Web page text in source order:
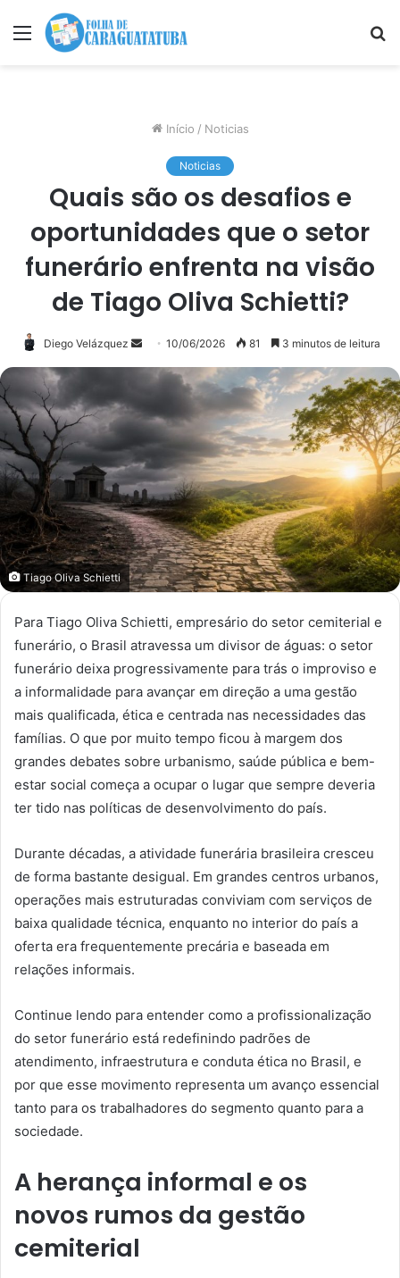
Menu
Início / Noticias
Noticias
Quais são os desafios e
oportunidades que o setor
funerário enfrenta na visão
de Tiago Oliva Schietti?
Diego Velázquez
Mande
e-
10/06/2026 81 3 minutos de leitura
Tiago Oliva Schietti
Para Tiago Oliva Schietti, empresário do setor cemiterial e
funerário, o Brasil atravessa um divisor de águas: o setor
funerário deixa progressivamente para trás o improviso e
a informalidade para avançar em direção a uma gestão
mais qualificada, ética e centrada nas necessidades das
famílias. O que por muito tempo ficou à margem dos
grandes debates sobre urbanismo, saúde pública e bem-
estar social começa a ocupar o lugar que sempre deveria
ter tido nas políticas de desenvolvimento do país.
Durante décadas, a atividade funerária brasileira cresceu
de forma bastante desigual. Em grandes centros urbanos,
operações mais estruturadas conviviam com serviços de
baixa qualidade técnica, enquanto no interior do país a
oferta era frequentemente precária e baseada em
relações informais.
Continue lendo para entender como a profissionalização
do setor funerário está redefinindo padrões de
atendimento, infraestrutura e conduta ética no Brasil, e
por que esse movimento representa um avanço essencial
tanto para os trabalhadores do segmento quanto para a
sociedade.
A herança informal e os
novos rumos da gestão
cemiterial